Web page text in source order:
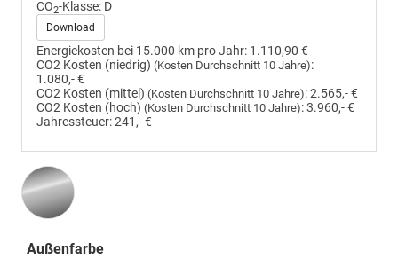
CO2-Klasse: D
Download
Energiekosten bei 15.000 km pro Jahr: 1.110,90 €
CO2 Kosten (niedrig) (Kosten Durchschnitt 10 Jahre):
1.080,- €
CO2 Kosten (mittel) (Kosten Durchschnitt 10 Jahre):2.565,- €
CO2 Kosten (hoch) (Kosten Durchschnitt 10 Jahre):3.960,- €
Jahressteuer:241,- €
Außenfarbe